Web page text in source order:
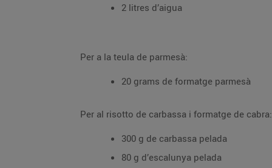
2 litres d’aigua
Per a la teula de parmesà:
20 grams de formatge parmesà
Per al risotto de carbassa i formatge de cabra:
300 g de carbassa pelada
80 g d’escalunya pelada